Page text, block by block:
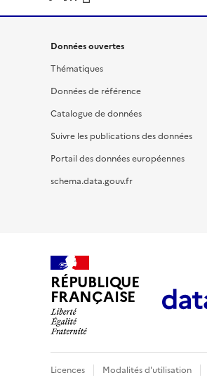
Données ouvertes
Thématiques
Données de référence
Catalogue de données
Suivre les publications des données
Portail des données européennes
schema.data.gouv.fr
RÉPUBLIQUE
FRANÇAISE
Licences Modalités d'utilisation